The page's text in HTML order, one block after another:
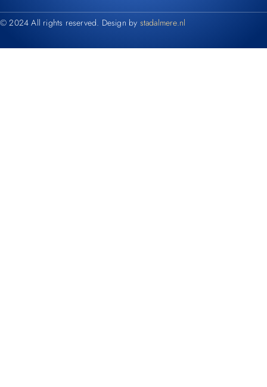
© 2024 All rights reserved. Design by stadalmere.nl